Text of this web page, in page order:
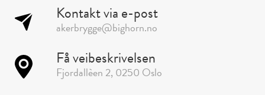
Kontakt via e-post
akerbrygge@bighorn.no
Få veibeskrivelsen
Fjordallèen 2, 0250 Oslo